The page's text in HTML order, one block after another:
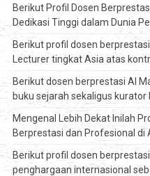
Berikut Profil Dosen
Dedikasi Tinggi dalam Dunia
Berikut profil dosen
Lecturer tingkat Asia atas
Berikut dosen berprestasi Al
buku sejarah sekaligus
Mengenal Lebih Dekat Inilah
Berprestasi dan Profesional di
Berikut profil dosen
penghargaan internasional